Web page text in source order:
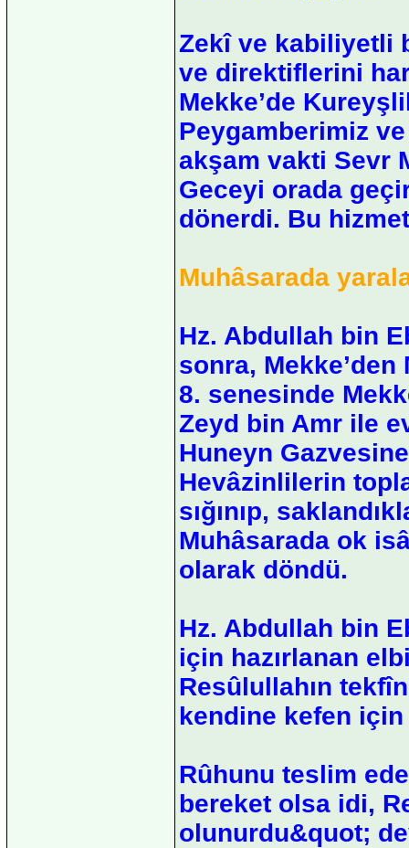
Zekî ve kabiliyetli
ve direktiflerini
Mekke’de
Peygamberimiz
akşam vakti Sevr
Geceyi orada
dönerdi. Bu
Muhâsarada
Hz. Abdullah bin
sonra,
8. senesinde
Zeyd bin Amr ile
Huneyn
Hevâzinlilerin
sığınıp,
Muhâsarada ok
olarak döndü.
Hz. Abdullah bin
için hazırlanan
Resûlullahın
kendine kefen için
Rûhunu teslim
bereket olsa idi,
olunurdu&quot;